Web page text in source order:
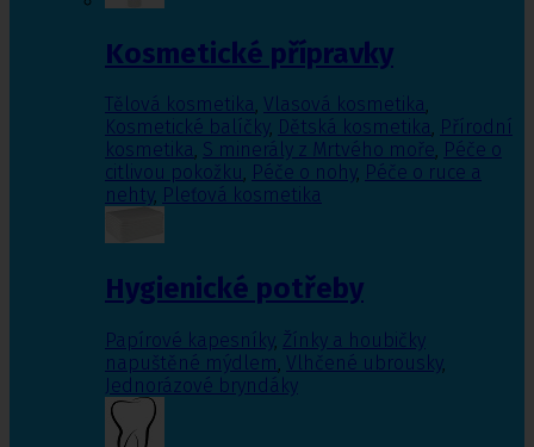
Kosmetické přípravky
Tělová kosmetika, Vlasová kosmetika,
Kosmetické balíčky, Dětská kosmetika, Přírodní
kosmetika, S minerály z Mrtvého moře, Péče o
citlivou pokožku, Péče o nohy, Péče o ruce a
nehty, Pleťová kosmetika
Hygienické potřeby
Papírové kapesníky, Žínky a houbičky
napuštěné mýdlem, Vlhčené ubrousky,
Jednorázové bryndáky